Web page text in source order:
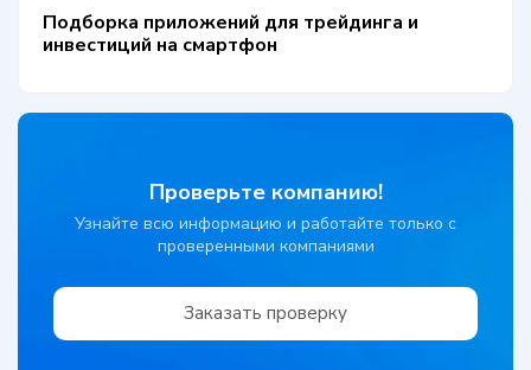
Подборка приложений для трейдинга и
инвестиций на смартфон
Проверьте компанию!
Узнайте всю информацию и работайте только с
проверенными компаниями
Заказать проверку